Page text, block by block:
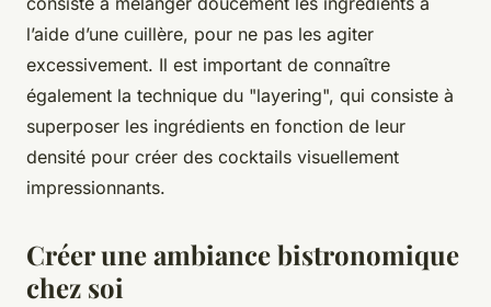
l’aide d’une cuillère, pour ne pas les agiter
excessivement. Il est important de connaître
également la technique du "layering", qui consiste à
superposer les ingrédients en fonction de leur
densité pour créer des cocktails visuellement
impressionnants.
Créer une ambiance bistronomique
chez soi